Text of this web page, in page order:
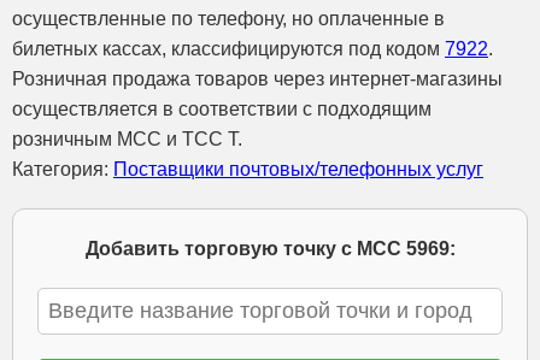
осуществленные по телефону, но оплаченные в
билетных кассах, классифицируются под кодом 7922.
Розничная продажа товаров через интернет-магазины
осуществляется в соответствии с подходящим
розничным МСС и TCC T.
Категория: Поставщики почтовых/телефонных услуг
Добавить торговую точку с МСС 5969: